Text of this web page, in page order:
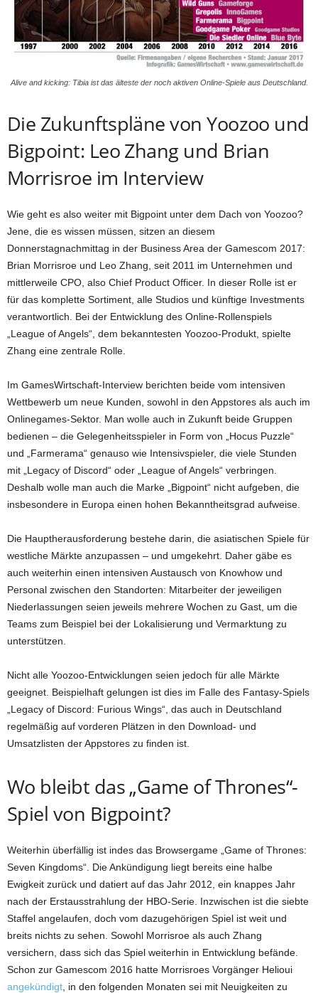
Alive and kicking: Tibia ist das älteste der noch aktiven Online-Spiele aus Deutschland.
Die Zukunftspläne von Yoozoo und
Bigpoint: Leo Zhang und Brian
Morrisroe im Interview
Wie geht es also weiter mit Bigpoint unter dem Dach von Yoozoo?
Jene, die es wissen müssen, sitzen an diesem
Donnerstagnachmittag in der Business Area der Gamescom 2017:
Brian Morrisroe und Leo Zhang, seit 2011 im Unternehmen und
mittlerweile CPO, also Chief Product Officer. In dieser Rolle ist er
für das komplette Sortiment, alle Studios und künftige Investments
verantwortlich. Bei der Entwicklung des Online-Rollenspiels
„League of Angels“, dem bekanntesten Yoozoo-Produkt, spielte
Zhang eine zentrale Rolle.
Im GamesWirtschaft-Interview berichten beide vom intensiven
Wettbewerb um neue Kunden, sowohl in den Appstores als auch im
Onlinegames-Sektor. Man wolle auch in Zukunft beide Gruppen
bedienen – die Gelegenheitsspieler in Form von „Hocus Puzzle“
und „Farmerama“ genauso wie Intensivspieler, die viele Stunden
mit „Legacy of Discord“ oder „League of Angels“ verbringen.
Deshalb wolle man auch die Marke „Bigpoint“ nicht aufgeben, die
insbesondere in Europa einen hohen Bekanntheitsgrad aufweise.
Die Hauptherausforderung bestehe darin, die asiatischen Spiele für
westliche Märkte anzupassen – und umgekehrt. Daher gäbe es
auch weiterhin einen intensiven Austausch von Knowhow und
Personal zwischen den Standorten: Mitarbeiter der jeweiligen
Niederlassungen seien jeweils mehrere Wochen zu Gast, um die
Teams zum Beispiel bei der Lokalisierung und Vermarktung zu
unterstützen.
Nicht alle Yoozoo-Entwicklungen seien jedoch für alle Märkte
geeignet. Beispielhaft gelungen ist dies im Falle des Fantasy-Spiels
„Legacy of Discord: Furious Wings“, das auch in Deutschland
regelmäßig auf vorderen Plätzen in den Download- und
Umsatzlisten der Appstores zu finden ist.
Wo bleibt das „Game of Thrones“-
Spiel von Bigpoint?
Weiterhin überfällig ist indes das Browsergame „Game of Thrones:
Seven Kingdoms“. Die Ankündigung liegt bereits eine halbe
Ewigkeit zurück und datiert auf das Jahr 2012, ein knappes Jahr
nach der Erstausstrahlung der HBO-Serie. Inzwischen ist die siebte
Staffel angelaufen, doch vom dazugehörigen Spiel ist weit und
breits nichts zu sehen. Sowohl Morrisroe als auch Zhang
versichern, dass sich das Spiel weiterhin in Entwicklung befände.
Schon zur Gamescom 2016 hatte Morrisroes Vorgänger Helioui
angekündigt , in den folgenden Monaten sei mit Neuigkeiten zu